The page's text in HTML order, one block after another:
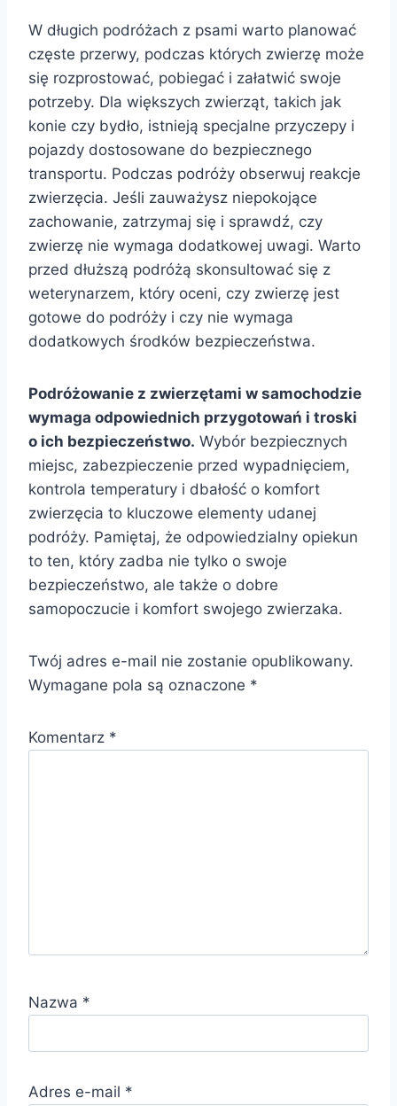
W długich podróżach z psami warto planować
częste przerwy, podczas których zwierzę może
się rozprostować, pobiegać i załatwić swoje
potrzeby. Dla większych zwierząt, takich jak
konie czy bydło, istnieją specjalne przyczepy i
pojazdy dostosowane do bezpiecznego
transportu. Podczas podróży obserwuj reakcje
zwierzęcia. Jeśli zauważysz niepokojące
zachowanie, zatrzymaj się i sprawdź, czy
zwierzę nie wymaga dodatkowej uwagi. Warto
przed dłuższą podróżą skonsultować się z
weterynarzem, który oceni, czy zwierzę jest
gotowe do podróży i czy nie wymaga
dodatkowych środków bezpieczeństwa.
Podróżowanie z zwierzętami w samochodzie
wymaga odpowiednich przygotowań i troski
o ich bezpieczeństwo. Wybór bezpiecznych
miejsc, zabezpieczenie przed wypadnięciem,
kontrola temperatury i dbałość o komfort
zwierzęcia to kluczowe elementy udanej
podróży. Pamiętaj, że odpowiedzialny opiekun
to ten, który zadba nie tylko o swoje
bezpieczeństwo, ale także o dobre
samopoczucie i komfort swojego zwierzaka.
Twój adres e-mail nie zostanie opublikowany.
Wymagane pola są oznaczone *
Komentarz *
Nazwa *
Adres e-mail *